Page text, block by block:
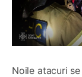
Noile atacuri